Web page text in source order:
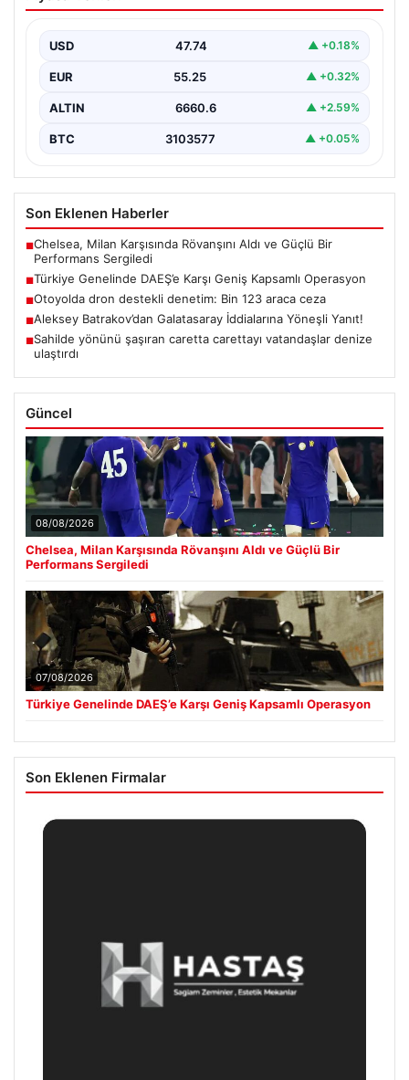
yönelik 30 şehirde büyük çaplı bir operasyon
gerçekleştirildi. Jandarma…
USD 47.74 ▲ +0.18%
EUR 55.25 ▲ +0.32%
ALTIN 6660.6 ▲ +2.59%
BTC 3103577 ▲ +0.05%
Son Eklenen Haberler
■Chelsea, Milan Karşısında Rövanşını Aldı ve Güçlü Bir
Performans Sergiledi
■Türkiye Genelinde DAEŞ’e Karşı Geniş Kapsamlı Operasyon
■Otoyolda dron destekli denetim: Bin 123 araca ceza
■Aleksey Batrakov’dan Galatasaray İddialarına Yöneşli Yanıt!
■Sahilde yönünü şaşıran caretta carettayı vatandaşlar denize
ulaştırdı
Güncel
08/08/2026
Chelsea, Milan Karşısında Rövanşını Aldı ve Güçlü Bir
Performans Sergiledi
07/08/2026
Türkiye Genelinde DAEŞ’e Karşı Geniş Kapsamlı Operasyon
Son Eklenen Firmalar